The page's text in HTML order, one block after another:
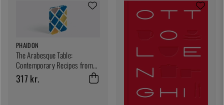
PHAIDON
The Arabesque Table:
Contemporary Recipes from
the Arab World av Reem
Kassis
317 kr.